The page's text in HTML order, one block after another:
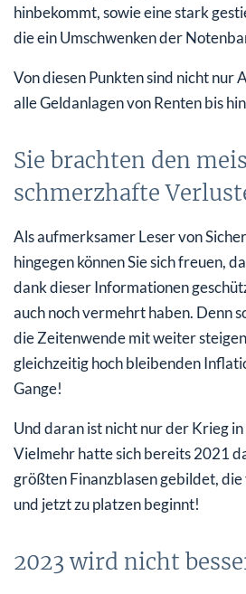
Weit gefehlt, denn die Anleger
ohne den Wirt gemacht!
„Wir werden Kurs beibehalten,
ist“
hinbekommt, sowie eine stark
die ein Umschwenken der
Von diesen Punkten sind nicht nur
alle Geldanlagen von Renten bis
Sie brachten den
schmerzhafte
Als aufmerksamer Leser von
hingegen können Sie sich freuen,
dank dieser Informationen
auch noch vermehrt haben. Denn
die Zeitenwende mit weiter
gleichzeitig hoch bleibenden
Gange!
Und daran ist nicht nur der Krieg
Vielmehr hatte sich bereits 2021
größten Finanzblasen gebildet,
und jetzt zu platzen beginnt!
2023 wird nicht